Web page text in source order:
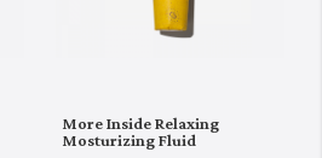
More Inside Relaxing
Mosturizing Fluid